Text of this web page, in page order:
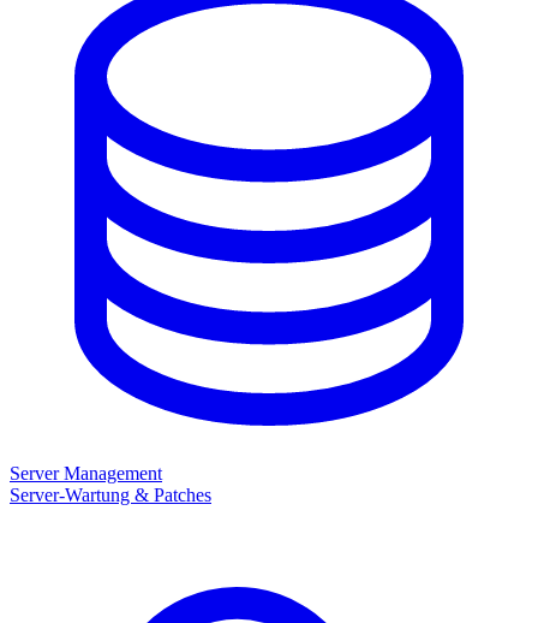
Server Management
Server-Wartung & Patches